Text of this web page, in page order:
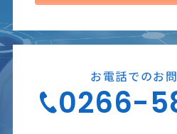
お電話でのお
0266-